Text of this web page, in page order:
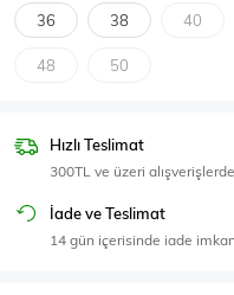
36 38 40
48 50
Hızlı Teslimat
300TL ve üzeri
İade ve Teslimat
14 gün içerisinde iade